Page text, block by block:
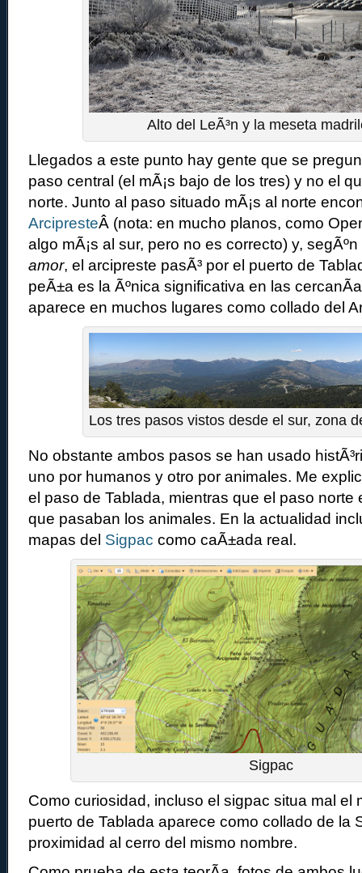
Alto del LeÃ³n y la meseta
Llegados a este punto hay gente que se
paso central (el mÃ¡s bajo de los tres) y no el
norte. Junto al paso situado mÃ¡s al norte
ArcipresteÂ (nota: en mucho planos, como
algo mÃ¡s al sur, pero no es correcto) y, segÃºn
amor, el arcipreste pasÃ³ por el puerto de
peÃ±a es la Ãºnica significativa en las
aparece en muchos lugares como collado del
Los tres pasos vistos desde el sur, zona
No obstante ambos pasos se han usado
uno por humanos y otro por animales. Me
el paso de Tablada, mientras que el paso norte
que pasaban los animales. En la actualidad
mapas del Sigpac como caÃ±ada real.
Sigpac
Como curiosidad, incluso el sigpac situa mal el
puerto de Tablada aparece como collado de la
proximidad al cerro del mismo nombre.